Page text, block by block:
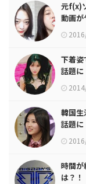
元f(x)
動画が
下着姿
話題に
韓国生
話題に
時間が
は？！